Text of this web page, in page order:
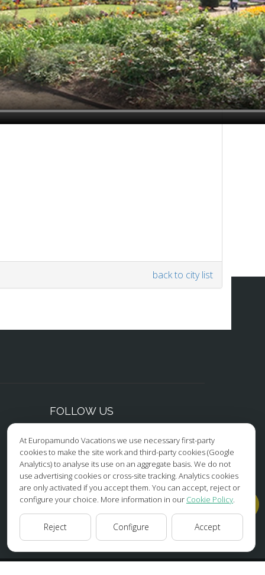
back to city list
FOLLOW US
Facebook
Instagram
X/Twitter
Youtube
At Europamundo Vacations we use necessary first-party
cookies to make the site work and third-party cookies (Google
Analytics) to analyse its use on an aggregate basis. We do not
use advertising cookies or cross-site tracking. Analytics cookies
are only activated if you accept them. You can accept, reject or
configure your choice. More information in our Cookie Policy.
Reject Configure Accept